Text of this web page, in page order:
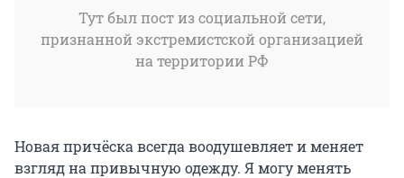
Тут был пост из социальной сети,
признанной экстремистской организацией
на территории РФ
Новая причёска всегда воодушевляет и меняет
взгляд на привычную одежду. Я могу менять